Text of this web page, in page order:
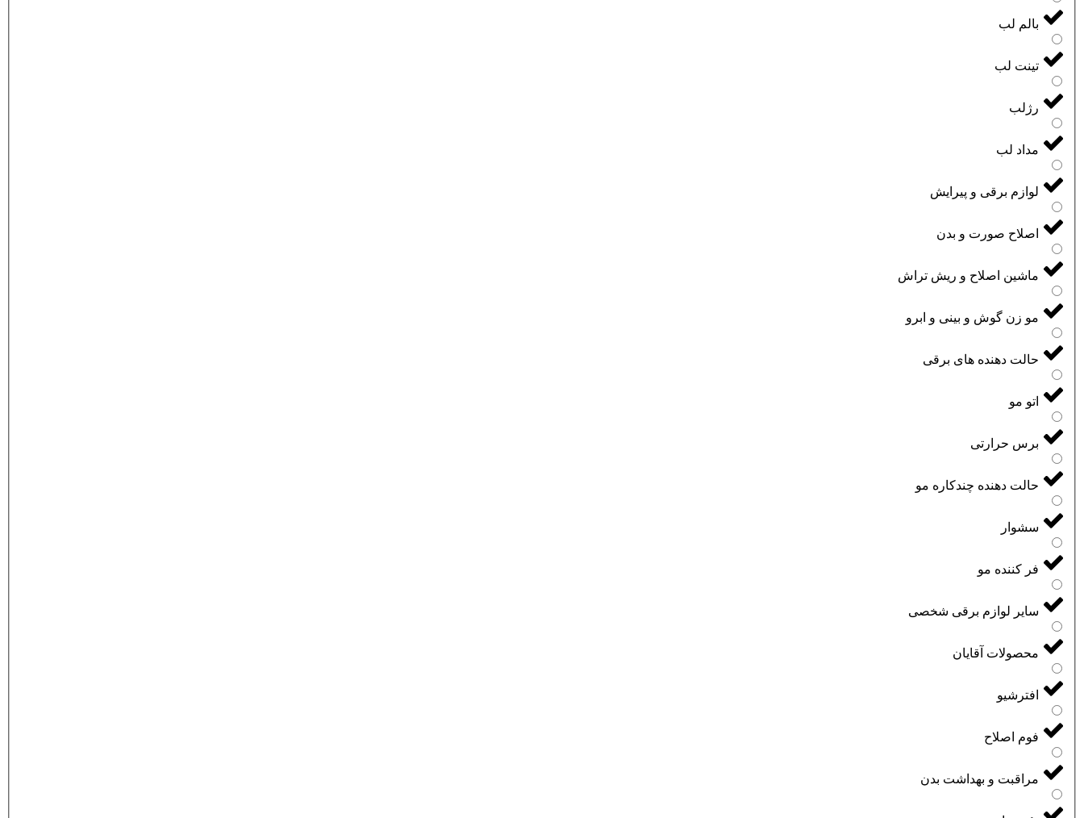
بالم لب
تینت لب
رژلب
مداد لب
لوازم برقی و پیرایش
اصلاح صورت و بدن
ماشین اصلاح و ریش تراش
مو زن گوش و بینی و ابرو
حالت دهنده های برقی
اتو مو
برس حرارتی
حالت دهنده چندکاره مو
سشوار
فر کننده مو
سایر لوازم برقی شخصی
محصولات آقایان
افترشیو
فوم اصلاح
مراقبت و بهداشت بدن